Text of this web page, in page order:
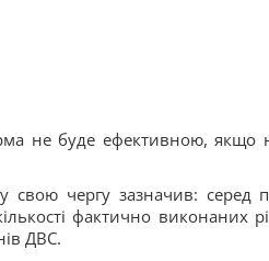
не буде ефективною, якщо
свою чергу зазначив: серед
фактично виконаних
ДВС.